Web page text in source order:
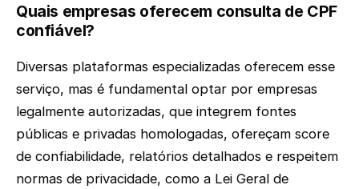
Quais empresas oferecem consulta de CPF
confiável?
Diversas plataformas especializadas oferecem esse
serviço, mas é fundamental optar por empresas
legalmente autorizadas, que integrem fontes
públicas e privadas homologadas, ofereçam score
de confiabilidade, relatórios detalhados e respeitem
normas de privacidade, como a Lei Geral de